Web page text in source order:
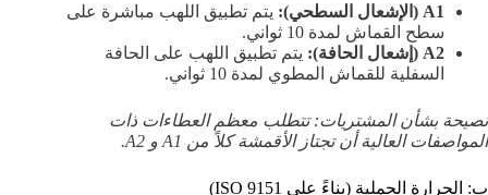
A1 (الإشعال السطحي):
يتم تطبيق اللهب مباشرة على
سطح القماش لمدة 10 ثواني.
A2 (إشعال الحافة):
يتم تطبيق اللهب على الحافة
السفلية للقماش المطوي لمدة 10 ثواني.
نصيحة بشأن المشتريات: تتطلب معظم العطاءات ذات
المواصفات العالية أن تجتاز الأقمشة كلاً من A1 و A2.
ب: الحرارة الحملية (بناءً على ISO 9151)